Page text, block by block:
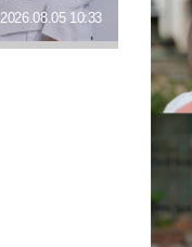
2026.08.05 10:33